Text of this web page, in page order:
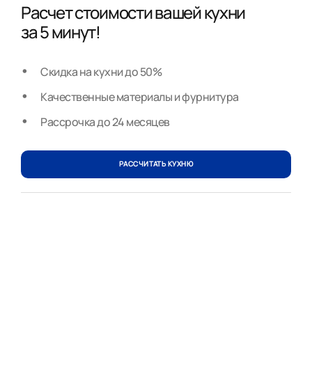
Расчет стоимости вашей кухни
за 5 минут!
Скидка на кухни до 50%
Качественные материалы и фурнитура
Рассрочка до 24 месяцев
РАССЧИТАТЬ КУХНЮ